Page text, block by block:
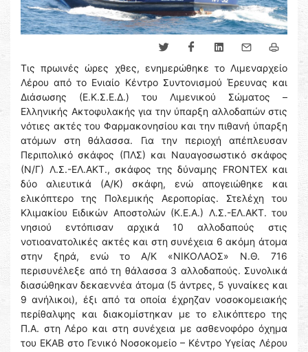
Τις πρωινές ώρες χθες, ενημερώθηκε το Λιμεναρχείο
Λέρου από το Ενιαίο Κέντρο Συντονισμού Έρευνας και
Διάσωσης (Ε.Κ.Σ.Ε.Δ.) του Λιμενικού Σώματος –
Ελληνικής Ακτοφυλακής για την ύπαρξη αλλοδαπών στις
νότιες ακτές του Φαρμακονησίου και την πιθανή ύπαρξη
ατόμων στη θάλασσα. Για την περιοχή απέπλευσαν
Περιπολικό σκάφος (ΠΛΣ) και Ναυαγοσωστικό σκάφος
(Ν/Γ) Λ.Σ.-ΕΛ.ΑΚΤ., σκάφος της δύναμης FRONTEX και
δύο αλιευτικά (Α/Κ) σκάφη, ενώ απογειώθηκε και
ελικόπτερο της Πολεμικής Αεροπορίας. Στελέχη του
Κλιμακίου Ειδικών Αποστολών (Κ.Ε.Α.) Λ.Σ.-ΕΛ.ΑΚΤ. του
νησιού εντόπισαν αρχικά 10 αλλοδαπούς στις
νοτιοανατολικές ακτές και στη συνέχεια 6 ακόμη άτομα
στην ξηρά, ενώ το Α/Κ «ΝΙΚΟΛΑΟΣ» Ν.Θ. 716
περισυνέλεξε από τη θάλασσα 3 αλλοδαπούς. Συνολικά
διασώθηκαν δεκαεννέα άτομα (5 άντρες, 5 γυναίκες και
9 ανήλικοι), έξι από τα οποία έχρηζαν νοσοκομειακής
περίθαλψης και διακομίστηκαν με το ελικόπτερο της
Π.Α. στη Λέρο και στη συνέχεια με ασθενοφόρο όχημα
του ΕΚΑΒ στο Γενικό Νοσοκομείο – Κέντρο Υγείας Λέρου